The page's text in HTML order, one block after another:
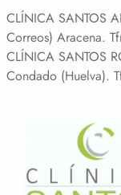
CLÍNICA SANTOS
Correos) Aracena.
CLÍNICA SANTOS
Condado (Huelva).